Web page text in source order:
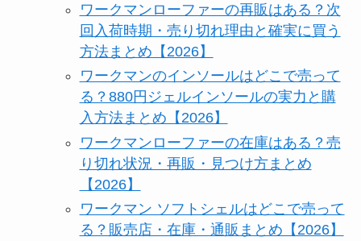
ワークマンローファーの再販はある？次
回入荷時期・売り切れ理由と確実に買う
方法まとめ【2026】
ワークマンのインソールはどこで売って
る？880円ジェルインソールの実力と購
入方法まとめ【2026】
ワークマンローファーの在庫はある？売
り切れ状況・再販・見つけ方まとめ
【2026】
ワークマン ソフトシェルはどこで売って
る？販売店・在庫・通販まとめ【2026】